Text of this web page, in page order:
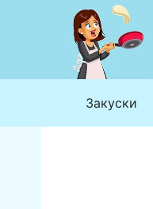
Закуски